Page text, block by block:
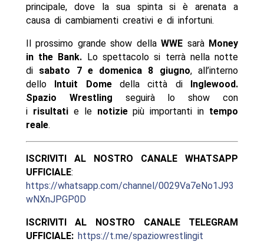
principale, dove la sua spinta si è arenata a
causa di cambiamenti creativi e di infortuni.
Il prossimo grande show dellaWWE sarà Money
in the Bank. Lo spettacolo si terrà nella notte
disabato 7 e domenica 8 giugno, all’interno
delloIntuit Domedella città di Inglewood.
Spazio Wrestling seguirà lo show con
i risultatie le notiziepiù importanti in tempo
reale.
ISCRIVITI AL NOSTRO CANALE WHATSAPP
UFFICIALE:
https://whatsapp.com/channel/0029Va7eNo1J93
wNXnJPGP0D
ISCRIVITI AL NOSTRO CANALE TELEGRAM
UFFICIALE: https://t.me/spaziowrestlingit